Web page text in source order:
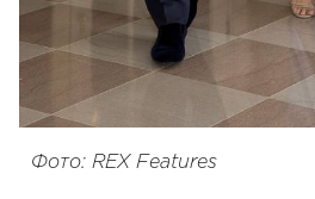
Фото: REX Features